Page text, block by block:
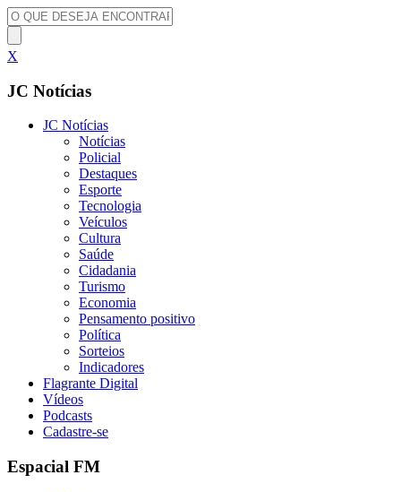
X
JC Notícias
JC Notícias
Notícias
Policial
Destaques
Esporte
Tecnologia
Veículos
Cultura
Saúde
Cidadania
Turismo
Economia
Pensamento positivo
Política
Sorteios
Indicadores
Flagrante Digital
Vídeos
Podcasts
Cadastre-se
Espacial FM